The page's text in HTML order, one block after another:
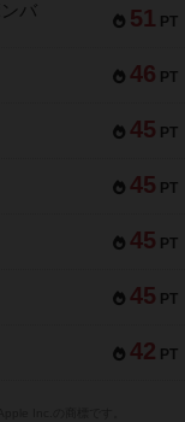
51 PT
バ
46 PT
45 PT
45 PT
45 PT
45 PT
42 PT